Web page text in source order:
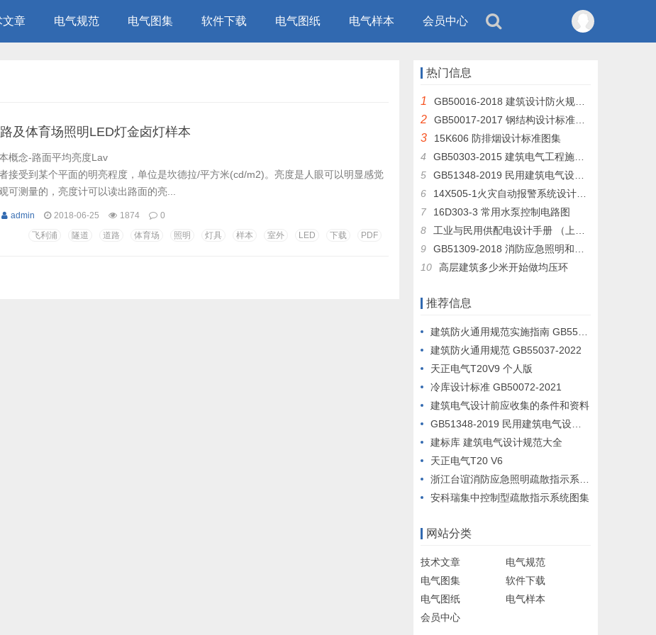
文章 电气规范 电气图集 软件下载 电气图纸 电气样本 会员中心
路及体育场照明LED灯金卤灯样本
概念-路面平均亮度Lav
接受到某个平面的明亮程度，单位是坎德拉/平方米(cd/m2)。亮度是人眼可以明显感觉
可测量的，亮度计可以读出路面的亮...
admin 2018-06-25 1874
0
飞利浦
隧道 道路 体育场 照明 灯具 样本 室外 LED 下载 PDF
热门信息
1 GB50016-2018 建筑设计防火规范 （GB50016-2014修订版）
2 GB50017-2017 钢结构设计标准及条文说明
3
15K606 防排烟设计标准图集
4
GB50303-2015 建筑电气工程施工质量验收规范
5
GB51348-2019 民用建筑电气设计标准
6
14X505-1火灾自动报警系统设计规范图示
7
16D303-3 常用水泵控制电路图
8
工业与民用供配电设计手册 （上册 下层）
9
GB51309-2018 消防应急照明和疏散指示系统技术规范
10
高层建筑多少米开始做均压环
推荐信息
建筑防火通用规范实施指南 GB55037-2022
建筑防火通用规范 GB55037-2022
天正电气T20V9 个人版
冷库设计标准 GB50072-2021
建筑电气设计前应收集的条件和资料
GB51348-2019 民用建筑电气设计标准
建标库 建筑电气设计规范大全
天正电气T20 V6
浙江台谊消防应急照明疏散指示系统设计例图
安科瑞集中控制型疏散指示系统图集
网站分类
技术文章
电气规范
电气图集
软件下载
电气图纸
电气样本
会员中心